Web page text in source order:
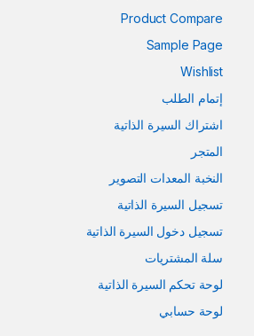
Product Compare
Sample Page
Wishlist
إتمام الطلب
اشتراك السيرة الذاتية
المتجر
النخبة المعدات التصوير
تسجيل السيرة الذاتية
تسجيل دخول السيرة الذاتية
سلة المشتريات
لوحة تحكم السيرة الذاتية
لوحة حسابي